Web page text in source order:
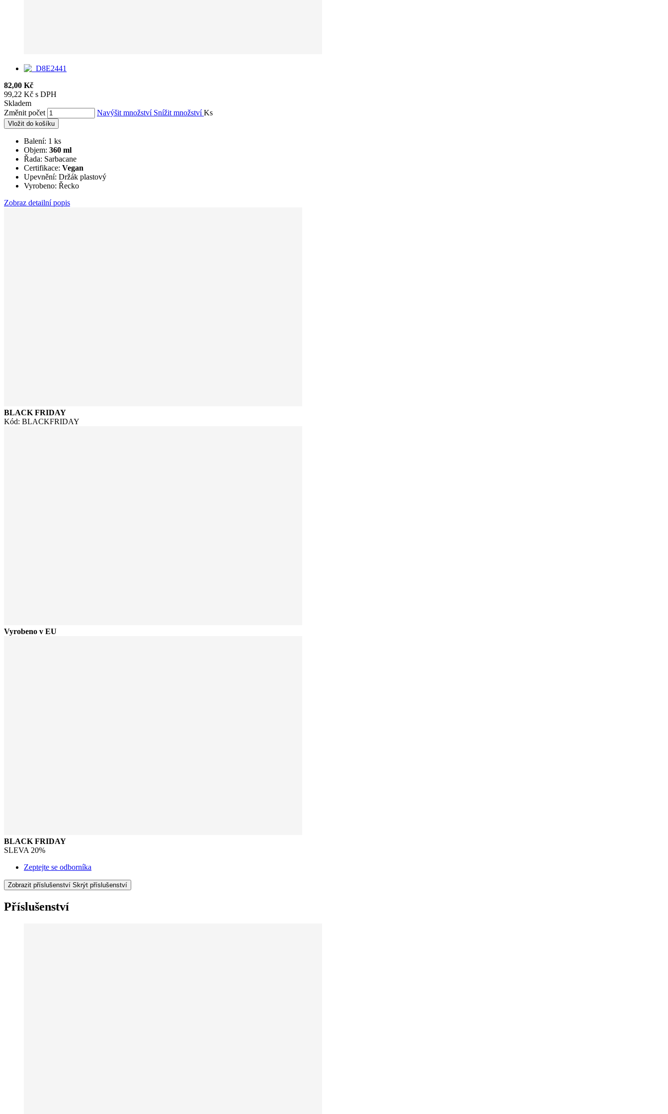
82,00 Kč
99,22 Kč s DPH
Skladem
Změnit počet
Navýšit množství Snížit množstvíKs
Vložit do košíku
Balení: 1 ks
Objem: 360 ml
Řada: Sarbacane
Certifikace: Vegan
Upevnění: Držák plastový
Vyrobeno: Řecko
Zobraz detailní popis
BLACK FRIDAY
Kód: BLACKFRIDAY
Vyrobeno v EU
BLACK FRIDAY
SLEVA 20%
Zeptejte se odborníka
Zobrazit příslušenství Skrýt příslušenství
Příslušenství